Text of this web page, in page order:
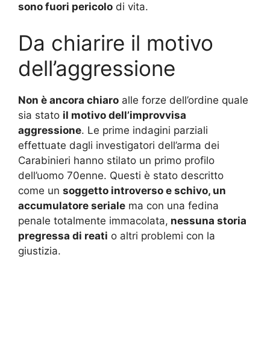
sono fuori pericolo di vita.
Da chiarire il motivo
dell’aggressione
Non è ancora chiaro alle forze dell’ordine quale
sia stato il motivo dell’improvvisa
aggressione. Le prime indagini parziali
effettuate dagli investigatori dell’arma dei
Carabinieri hanno stilato un primo profilo
dell’uomo 70enne. Questi è stato descritto
come un soggetto introverso e schivo, un
accumulatore seriale ma con una fedina
penale totalmente immacolata, nessuna storia
pregressa di reati o altri problemi con la
giustizia.